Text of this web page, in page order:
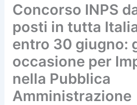
Concorso INPS
posti in tutta
entro 30 giugno:
occasione per
nella Pubblica
Amministrazione